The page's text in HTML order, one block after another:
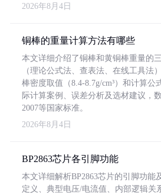
2026年8月4日
铜棒的重量计算方法有哪些
本文详细介绍了铜棒和黄铜棒重量的
（理论公式法、查表法、在线工具法
棒密度取值（8.4-8.7g/cm³）和计算公
际计算案例、误差分析及选材建议，
2007等国家标准。
2026年8月4日
BP2863芯片各引脚功能
本文详细解析BP2863芯片的引脚功能
定义、典型电压/电流值、内部逻辑关